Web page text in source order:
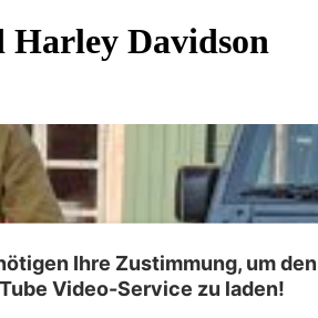
Harley Davidson
Ihre Zustimmung, um den
Video-Service zu laden!